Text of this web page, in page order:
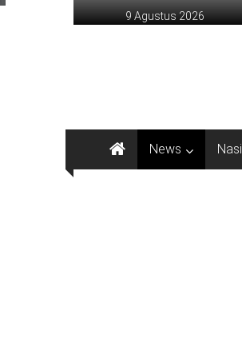
ke
9 Agustus 2026
News